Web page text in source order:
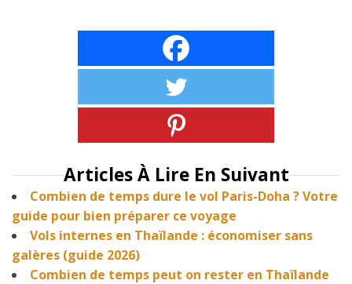
Articles À Lire En Suivant
Combien de temps dure le vol Paris-Doha ? Votre
guide pour bien préparer ce voyage
Vols internes en Thaïlande : économiser sans
galères (guide 2026)
Combien de temps peut on rester en Thaïlande